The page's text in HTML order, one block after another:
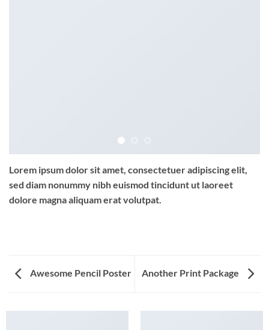
Lorem ipsum dolor sit amet, consectetuer adipiscing elit,
sed diam nonummy nibh euismod tincidunt ut laoreet
dolore magna aliquam erat volutpat.
Awesome Pencil Poster Another Print Package